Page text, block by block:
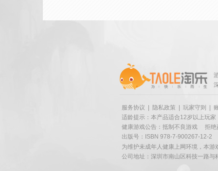
服务协议 隐私政策 玩家守则
适龄提示：本产品适合12岁以上玩家
健康游戏公告：抵制不良游戏
拒绝
出版号：ISBN 978-7-900267-12-2
为维护未成年人健康上网环境，本
公司地址：深圳市南山区科技一路